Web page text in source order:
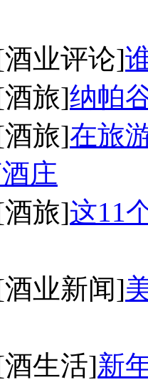
业评论]
旅]纳帕
旅]在旅
庄
旅]这11
业新闻]
生活]新